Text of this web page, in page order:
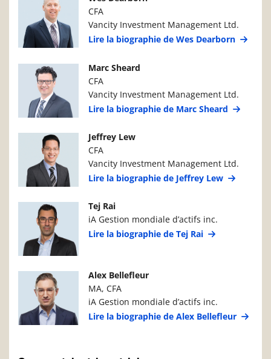
CFA
Vancity Investment Management Ltd.
Lire la biographie de Wes Dearborn
Photo du gestionnaire de portefeuille
Marc Sheard
CFA
Vancity Investment Management Ltd.
Lire la biographie de Marc Sheard
Photo du gestionnaire de portefeuille
Jeffrey Lew
CFA
Vancity Investment Management Ltd.
Lire la biographie de Jeffrey Lew
Photo du gestionnaire de portefeuille
Tej Rai
iA Gestion mondiale d’actifs inc.
Lire la biographie de Tej Rai
Photo du gestionnaire de portefeuille
Alex Bellefleur
MA, CFA
iA Gestion mondiale d’actifs inc.
Lire la biographie de Alex Bellefleur